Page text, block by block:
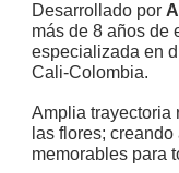
Desarrollado por
más de 8 años de
especializada en
Cali-Colombia.
Amplia trayectoria
las flores;
memorables para